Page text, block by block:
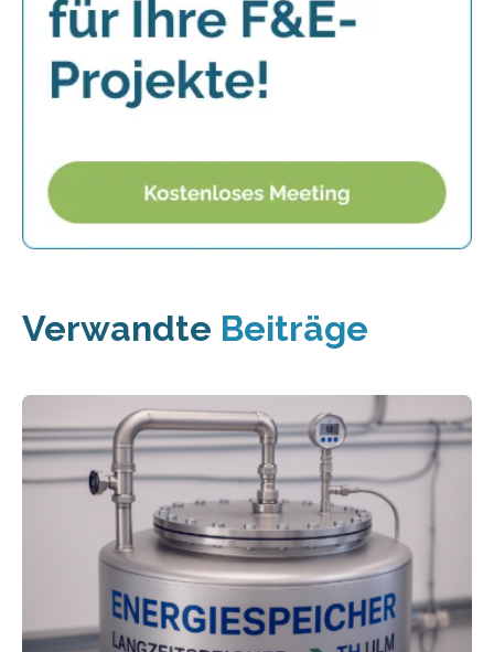
Verwandte Beiträge